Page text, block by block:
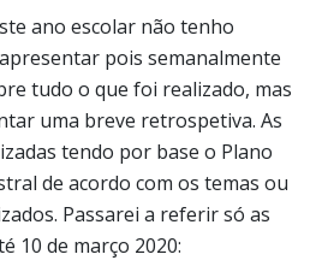
ano escolar não tenho
pois semanalmente
tudo o que foi realizado, mas
uma breve retrospetiva. As
tendo por base o Plano
de acordo com os temas ou
Passarei a referir só as
10 de março 2020: